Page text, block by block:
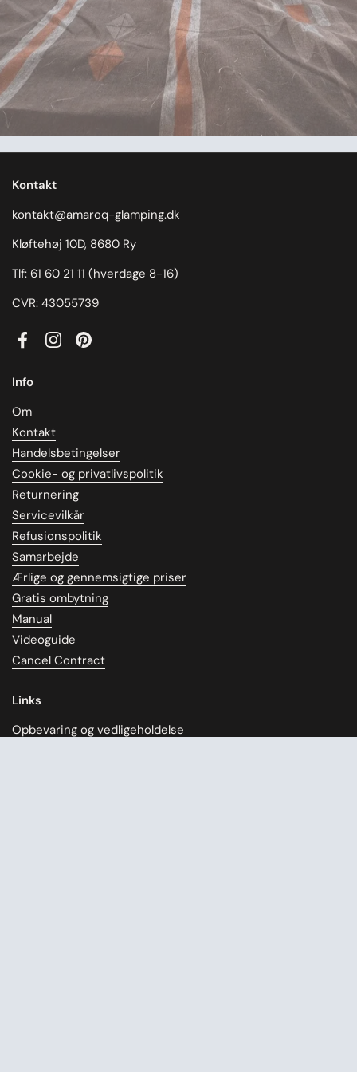
Kontakt
kontakt@amaroq-glamping.dk
Kløftehøj 10D, 8680 Ry
Tlf: 61 60 21 11 (hverdage 8-16)
CVR: 43055739
FacebookInstagramPinterest
Info
Om
Kontakt
Handelsbetingelser
Cookie- og privatlivspolitik
Returnering
Servicevilkår
Refusionspolitik
Samarbejde
Ærlige og gennemsigtige priser
Gratis ombytning
Manual
Videoguide
Cancel Contract
Links
Opbevaring og vedligeholdelse